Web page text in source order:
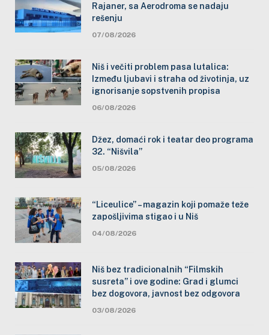
Rajaner, sa Aerodroma se nadaju
rešenju
07/08/2026
Niš i večiti problem pasa lutalica:
Između ljubavi i straha od životinja, uz
ignorisanje sopstvenih propisa
06/08/2026
Džez, domaći rok i teatar deo programa
32. “Nišvila”
05/08/2026
“Liceulice” – magazin koji pomaže teže
zapošljivima stigao i u Niš
04/08/2026
Niš bez tradicionalnih “Filmskih
susreta” i ove godine: Grad i glumci
bez dogovora, javnost bez odgovora
03/08/2026